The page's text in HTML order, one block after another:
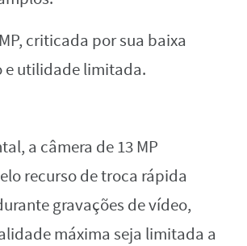
criticada por sua baixa
e utilidade limitada.
a câmera de 13 MP
recurso de troca rápida
gravações de vídeo,
máxima seja limitada a